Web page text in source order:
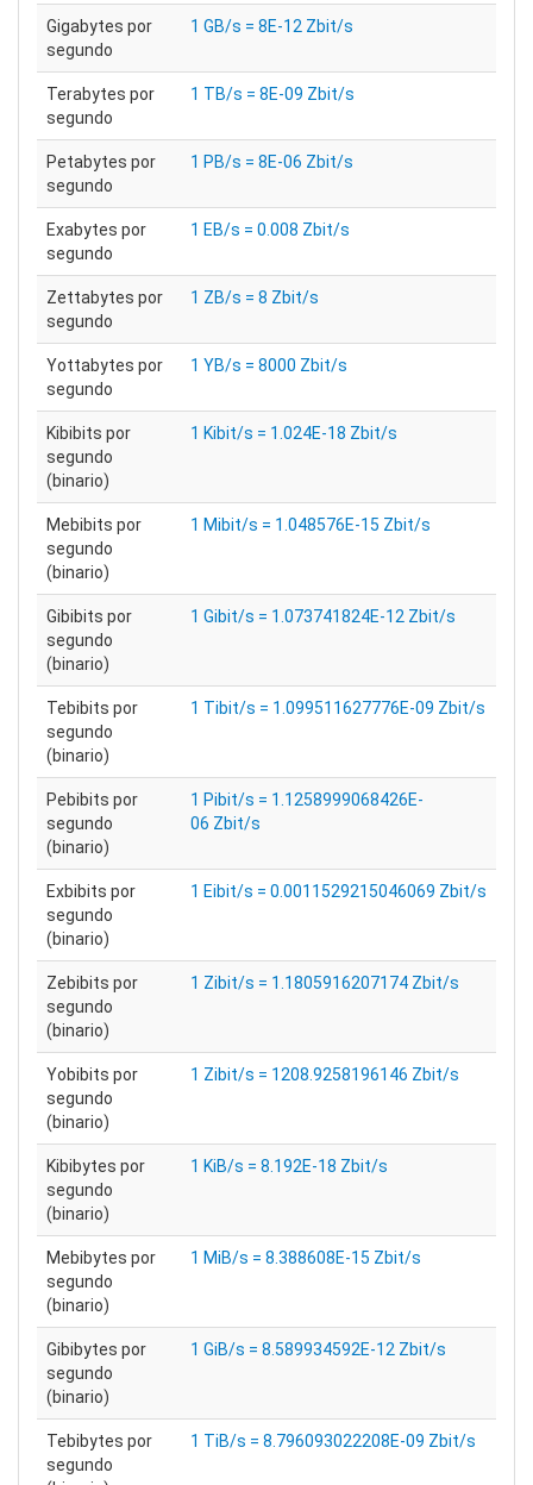
Gigabytes por
segundo
1 GB/s = 8E-12 Zbit/s
Terabytes por
segundo
1 TB/s = 8E-09 Zbit/s
Petabytes por
segundo
1 PB/s = 8E-06 Zbit/s
Exabytes por
segundo
1 EB/s = 0.008 Zbit/s
Zettabytes por
segundo
1 ZB/s = 8 Zbit/s
Yottabytes por
segundo
1 YB/s = 8000 Zbit/s
Kibibits por
segundo
(binario)
1 Kibit/s = 1.024E-18 Zbit/s
Mebibits por
segundo
(binario)
1 Mibit/s = 1.048576E-15 Zbit/s
Gibibits por
segundo
(binario)
1 Gibit/s = 1.073741824E-12 Zbit/s
Tebibits por
segundo
(binario)
1 Tibit/s = 1.099511627776E-09 Zbit/s
Pebibits por
segundo
(binario)
1 Pibit/s = 1.1258999068426E-
06 Zbit/s
Exbibits por
segundo
(binario)
1 Eibit/s = 0.0011529215046069 Zbit/s
Zebibits por
segundo
(binario)
1 Zibit/s = 1.1805916207174 Zbit/s
Yobibits por
segundo
(binario)
1 Zibit/s = 1208.9258196146 Zbit/s
Kibibytes por
segundo
(binario)
1 KiB/s = 8.192E-18 Zbit/s
Mebibytes por
segundo
(binario)
1 MiB/s = 8.388608E-15 Zbit/s
Gibibytes por
segundo
(binario)
1 GiB/s = 8.589934592E-12 Zbit/s
Tebibytes por
segundo
1 TiB/s = 8.796093022208E-09 Zbit/s